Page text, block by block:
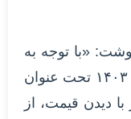
«با توجه به
مطلب منتشرشده در تاریخ ۷ بهمن ۱۴۰۳ تحت عنوان
مشتری داروخانه، ۳ نفر با دیدن قیمت، از